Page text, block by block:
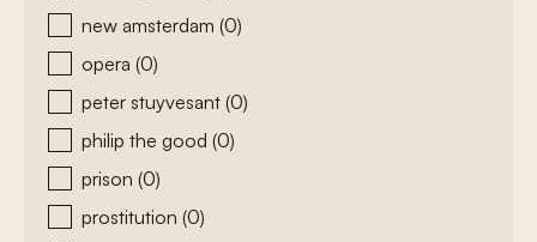
new amsterdam (0)
opera (0)
peter stuyvesant (0)
philip the good (0)
prison (0)
prostitution (0)